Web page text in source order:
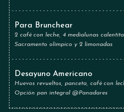
Para Brunchear
2 café con leche, 4 medialunas
Sacramento olímpico y 2 limonadas
Desayuno Americano
Huevos revueltos, panceta, café con
Opción pan integral @Panadares